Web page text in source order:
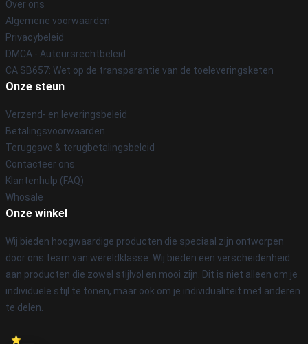
Over ons
Algemene voorwaarden
Privacybeleid
DMCA - Auteursrechtbeleid
CA SB657: Wet op de transparantie van de toeleveringsketen
Onze steun
Verzend- en leveringsbeleid
Betalingsvoorwaarden
Teruggave & terugbetalingsbeleid
Contacteer ons
Klantenhulp (FAQ)
Whosale
Onze winkel
Wij bieden hoogwaardige producten die speciaal zijn ontworpen
door ons team van wereldklasse. Wij bieden een verscheidenheid
aan producten die zowel stijlvol en mooi zijn. Dit is niet alleen om je
individuele stijl te tonen, maar ook om je individualiteit met anderen
te delen.